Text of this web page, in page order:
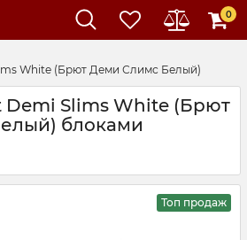
0
White (Брют Деми Слимс Белый)
Demi Slims White (Брют
блоками
Топ продаж